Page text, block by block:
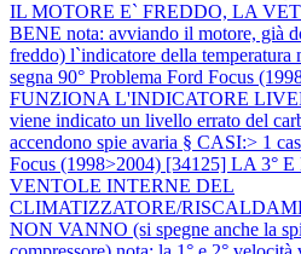
IL MOTORE E` FREDDO, LA
BENE nota: avviando il motore, già
freddo) l`indicatore della temperatura
segna 90° Problema Ford Focus
FUNZIONA L'INDICATORE
viene indicato un livello errato del
accendono spie avaria § CASI:> 1
Focus (1998>2004) [34125] LA 3°
VENTOLE INTERNE DEL
CLIMATIZZATORE/
NON VANNO (si spegne anche la